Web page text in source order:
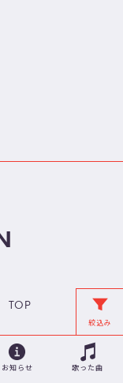
絞込み
お知らせ 歌った曲
TOP